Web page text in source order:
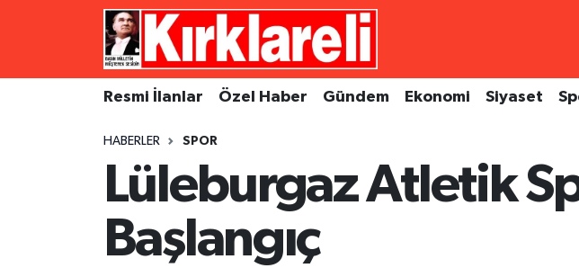
Resmi İlanlar Özel Haber Gündem Ekonomi Siyaset
HABERLER SPOR
Lüleburgaz Atletik
Başlangıç
Resmi İlanlar
Ekonomi
Kültür Sanat
Merkez Nöbetçi Eczaneler
Süper Lig Puan Durumu ve Fikstür
Tüm Manşetler